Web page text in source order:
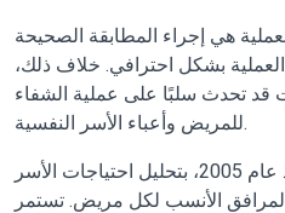
هي إجراء المطابقة الصحيحة
بشكل احترافي. خلاف ذلك،
قد تحدث سلبًا على عملية الشفاء
للمريض وأعباء الأسر النفسية.
تقوم داملا للاستشارات، منذ عام 2005، بتحليل احتياجات الأسر
الأنسب لكل مريض. تستمر